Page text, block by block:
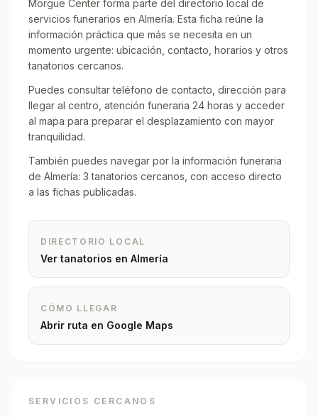
Morgue Center forma parte del directorio local de
servicios funerarios en Almería. Esta ficha reúne la
información práctica que más se necesita en un
momento urgente: ubicación, contacto, horarios y otros
tanatorios cercanos.
Puedes consultar teléfono de contacto, dirección para
llegar al centro, atención funeraria 24 horas y acceder
al mapa para preparar el desplazamiento con mayor
tranquilidad.
También puedes navegar por la información funeraria
de Almería: 3 tanatorios cercanos, con acceso directo
a las fichas publicadas.
DIRECTORIO LOCAL
Ver tanatorios en Almería
CÓMO LLEGAR
Abrir ruta en Google Maps
SERVICIOS CERCANOS